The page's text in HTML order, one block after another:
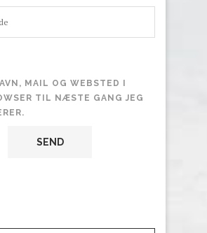
MAIL OG WEBSTED I
TIL NÆSTE GANG JEG